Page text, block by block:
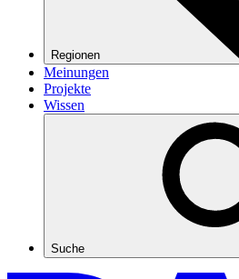
Regionen
Meinungen
Projekte
Wissen
Suche